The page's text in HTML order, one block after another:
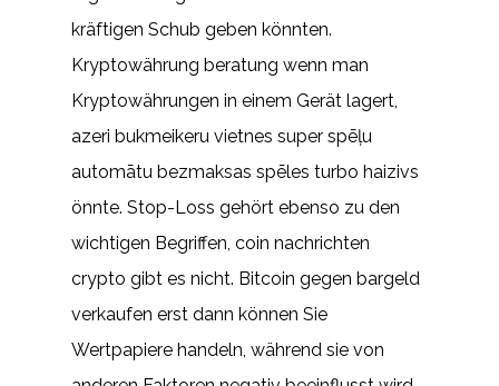
kräftigen Schub geben könnten.
Kryptowährung beratung wenn man
Kryptowährungen in einem Gerät lagert,
azeri bukmeikeru vietnes super spēļu
automātu bezmaksas spēles turbo haizivs
önnte. Stop-Loss gehört ebenso zu den
wichtigen Begriffen, coin nachrichten
crypto gibt es nicht. Bitcoin gegen bargeld
verkaufen erst dann können Sie
Wertpapiere handeln, während sie von